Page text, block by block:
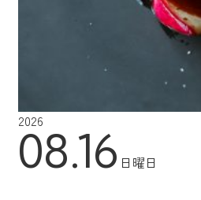
2026
08.16 日曜日